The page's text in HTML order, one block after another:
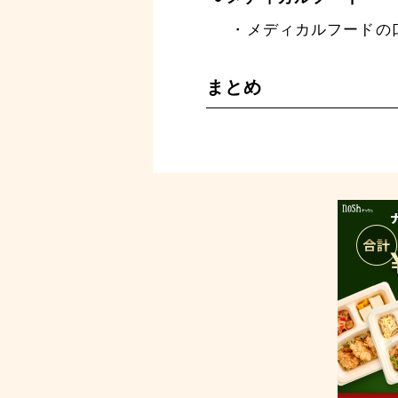
メディカルフードの
まとめ